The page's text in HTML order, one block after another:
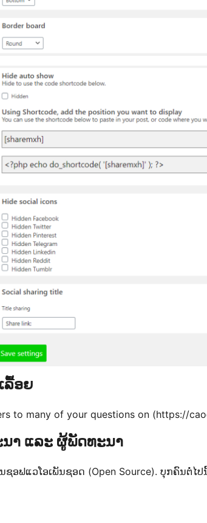
ລື້ອຍ
to many of your questions on (https://
າ ແລະ ຜູ້ພັດທະນາ
ນຊອຟແວໂອເພັນຊອດ (Open Source). ບຸກຄົນຕໍ່